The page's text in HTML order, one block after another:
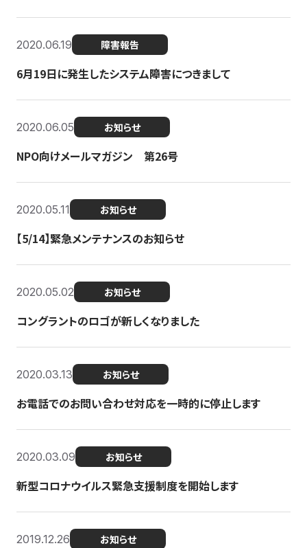
2020.06.19 障害報告
6月19日に発生したシステム障害につきまして
2020.06.05 お知らせ
NPO向けメールマガジン 第26号
2020.05.11 お知らせ
【5/14】緊急メンテナンスのお知らせ
2020.05.02 お知らせ
コングラントのロゴが新しくなりました
2020.03.13 お知らせ
お電話でのお問い合わせ対応を一時的に停止します
2020.03.09 お知らせ
新型コロナウイルス緊急支援制度を開始します
2019.12.26 お知らせ